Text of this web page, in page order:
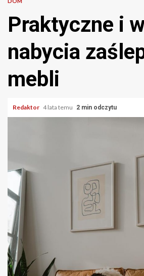
Praktyczne i
nabycia
mebli
Redaktor 4 lata temu 2 min odczytu